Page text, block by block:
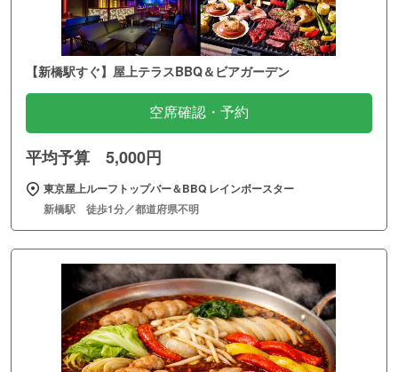
【新橋駅すぐ】屋上テラスBBQ＆ビアガーデン
空席確認・予約
平均予算 5,000円
東京屋上ルーフトップバー＆BBQ レインボースター
新橋駅 徒歩1分／都道府県不明